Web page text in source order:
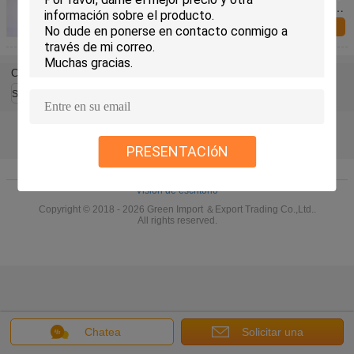
PRESENTACIóN
la pulgada 36V 10.4A de la VENTA 8 con FCC ROHS
del CE del motor 350W Consulta ahora
Chatea Solicitar una
Cambie la lengua
Spanish
Sobre nosotros|Contacto|Mapa del Sitio|Privacy Policy
Visión de escritorio
Copyright © 2018 - 2026 Green Import ＆Export Trading Co.,Ltd..
All rights reserved.